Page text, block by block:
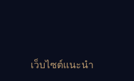
เว็บไซต์แนะนำ